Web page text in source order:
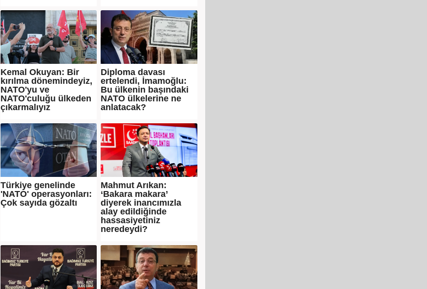
Kemal Okuyan: Bir
kırılma dönemindeyiz,
NATO'yu ve
NATO'culuğu ülkeden
çıkarmalıyız
Diploma davası
ertelendi, İmamoğlu:
Bu ülkenin başındaki
NATO ülkelerine ne
anlatacak?
Türkiye genelinde
'NATO' operasyonları:
Çok sayıda gözaltı
Mahmut Arıkan:
‘Bakara makara’
diyerek inancımızla
alay edildiğinde
hassasiyetiniz
neredeydi?